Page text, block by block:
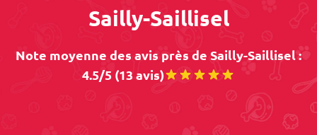
Sailly-Saillisel
Note moyenne des avis près de Sailly-Saillisel :
4.5/5 (13 avis)